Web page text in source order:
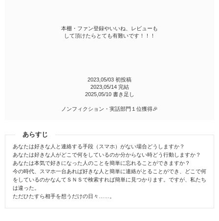
本棚・ファン登録やいいね、レビューも
して頂けたらとても有難いです！！！
2023,05/03 初投稿
2023,05/14 完結
2025,05/10 書き足し
ノンフィクション・実話部門１位獲得🎉
あらすじ
あなたは好きな人と連絡する手段（スマホ）がない場合どうしますか？
あなたは好きな人がどこで何をしているのか分からない時どう行動しますか？
あなたは本気で好きになった人のことを簡単に忘れることができますか？
今の時代、スマホ一台あれば好きな人と簡単に連絡がとることができ、どこで何
をしているのかなんてＳＮＳで検索すれば簡単に見つかります。ですが、私たち
は違った。
ただひたすら相手を想うだけの日々……。